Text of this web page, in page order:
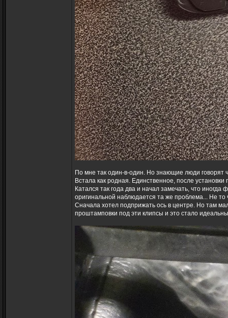
По мне так один-в-один. Но знающие люди говорят
Встала как родная. Единственное, после
Катался так года два и начал замечать, что
оригинальной наблюдается та же проблема... Не
Сначала хотел подприжать ось в центре. Но там
проштамповки под эти клипсы и это стало